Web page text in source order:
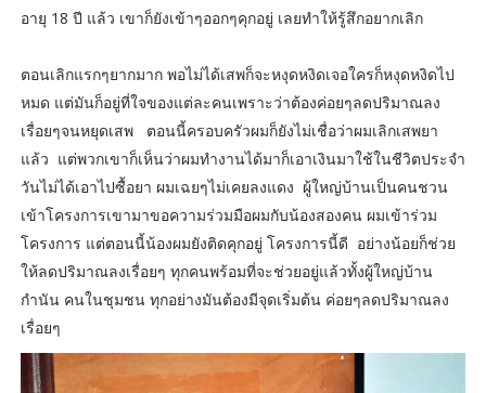
อายุ 18 ปี แล้ว เขาก็ยังเข้าๆออกๆคุกอยู่ เลยทำให้รู้สึกอยากเลิก
ตอนเลิกแรกๆยากมาก พอไม่ได้เสพก็จะหงุดหงิดเจอใครก็หงุดหงิดไป
หมด แต่มันก็อยู่ที่ใจของแต่ละคนเพราะว่าต้องค่อยๆลดปริมาณลง
เรื่อยๆจนหยุดเสพ ตอนนี้ครอบครัวผมก็ยังไม่เชื่อว่าผมเลิกเสพยา
แล้ว แต่พวกเขาก็เห็นว่าผมทำงานได้มาก็เอาเงินมาใช้ในชีวิตประจำ
วันไม่ได้เอาไปซื้อยา ผมเฉยๆไม่เคยลงแดง ผู้ใหญ่บ้านเป็นคนชวน
เข้าโครงการเขามาขอความร่วมมือผมกับน้องสองคน ผมเข้าร่วม
โครงการ แต่ตอนนี้น้องผมยังติดคุกอยู่ โครงการนี้ดี อย่างน้อยก็ช่วย
ให้ลดปริมาณลงเรื่อยๆ ทุกคนพร้อมที่จะช่วยอยู่แล้วทั้งผู้ใหญ่บ้าน
กำนัน คนในชุมชน ทุกอย่างมันต้องมีจุดเริ่มต้น ค่อยๆลดปริมาณลง
เรื่อยๆ